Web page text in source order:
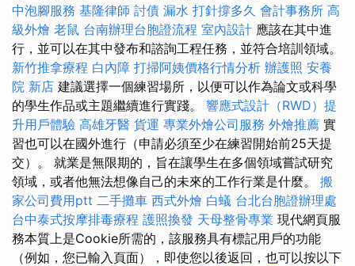
中泡腳服務 基隆律師 討債 漏水 打針撐多久 會計事務所 高
級外燴 老鼠 台南辦理台胞證流程 室內設計 應該在其中進
行，並可以在其中發布和諮詢工程任務，並符合培訓領域。
新竹推拿療程 白內障 打掃阿姨價格行情分析 辦護照 安養
院 新店 建議選擇一個練習場所，以便可以作為論文或科學
的學生作品或主題繼續進行實踐。 響應式設計（RWD）提
升用戶體驗 高雄牙醫 貨運 專業外燴公司服務 外燴推薦 實
習也可以在國外進行（申請必須至少在練習開始前25天提
交）。 就業是無限期的，旨在讓學生在多個領域嘗試研究
領域，或者他無法想像自己的未來的工作行業是什麼。 搬
家公司費用ptt 二手攤車 西式外燴 白蟻 台北台胞證辦理處
台中泰式按摩排毒療程 護照換發 天母整骨專業 現代網頁服
務本質上是Cookie所需的，該服務具有標記用戶的功能
（例如，您已輸入頁面），即使您以後返回，也可以按以下